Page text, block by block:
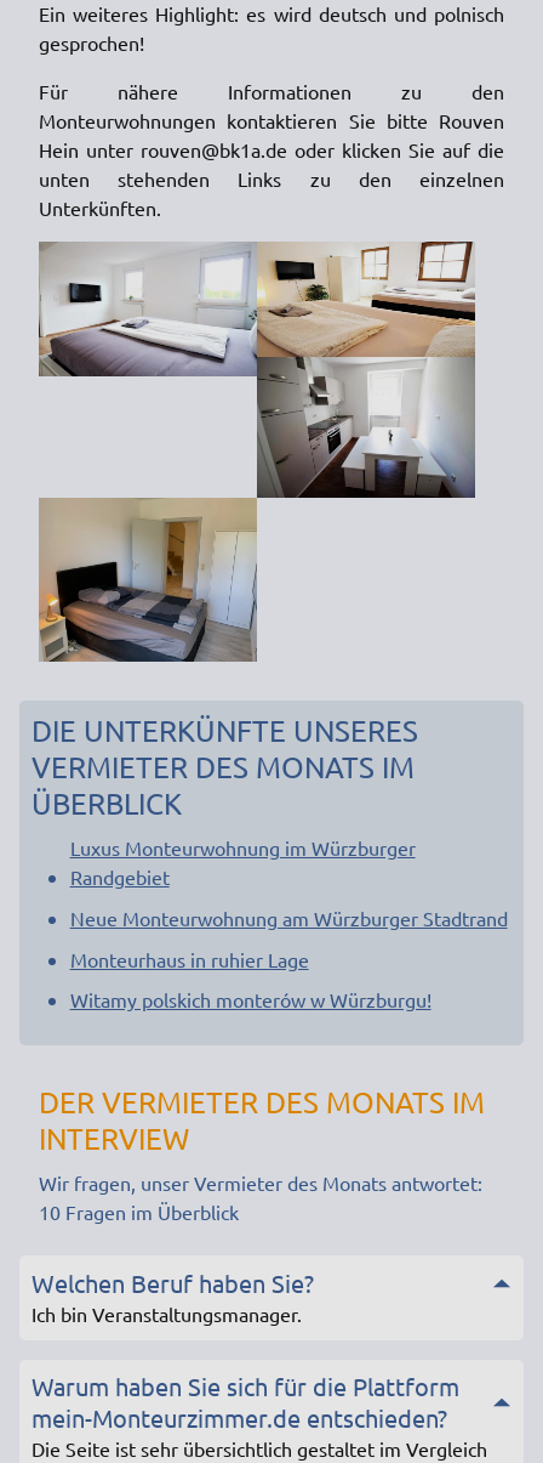
Ein weiteres Highlight: es wird deutsch und polnisch
gesprochen!
Für nähere Informationen zu den
Monteurwohnungen kontaktieren Sie bitte Rouven
Hein unter rouven@bk1a.de oder klicken Sie auf die
unten stehenden Links zu den einzelnen
Unterkünften.
DIE UNTERKÜNFTE UNSERES
VERMIETER DES MONATS IM
ÜBERBLICK
Luxus Monteurwohnung im Würzburger
Randgebiet
Neue Monteurwohnung am Würzburger Stadtrand
Monteurhaus in ruhier Lage
Witamy polskich monterów w Würzburgu!
DER VERMIETER DES MONATS IM
INTERVIEW
Wir fragen, unser Vermieter des Monats antwortet:
10 Fragen im Überblick
Welchen Beruf haben Sie?
Ich bin Veranstaltungsmanager.
Warum haben Sie sich für die Plattform
mein-Monteurzimmer.de entschieden?
Die Seite ist sehr übersichtlich gestaltet im Vergleich